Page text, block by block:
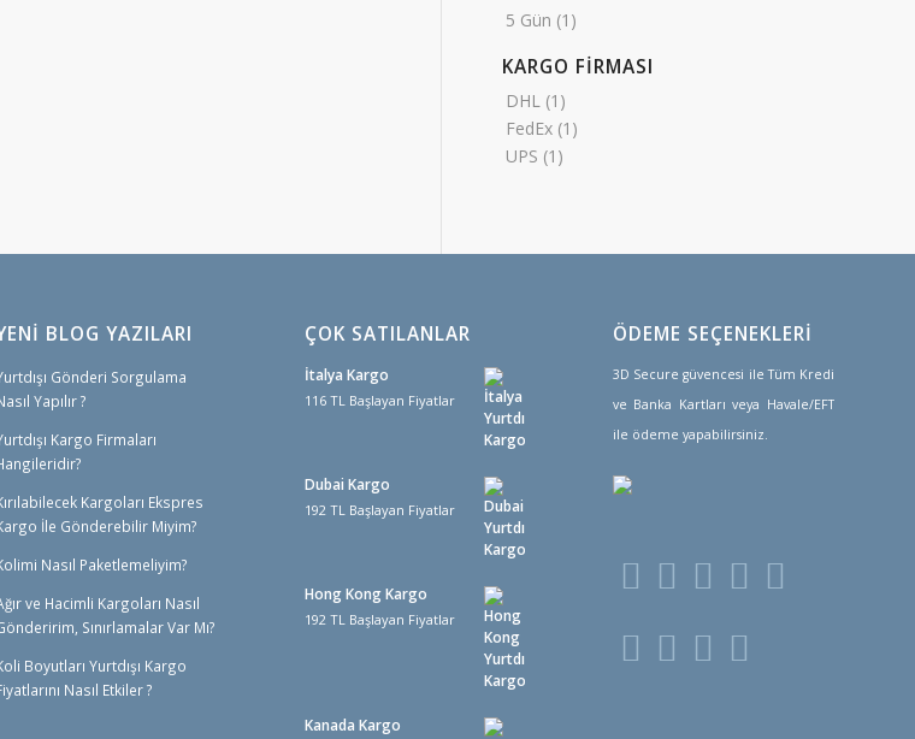
5 Gün (1)
KARGO FİRMASI
DHL (1)
FedEx (1)
UPS (1)
BLOG YAZILARI
Gönderi Sorgulama
Yapılır ?
Kargo Firmaları
Kargoları Ekspres
İle Gönderebilir Miyim?
Nasıl Paketlemeliyim?
ve Hacimli Kargoları Nasıl
Sınırlamalar Var Mı?
Boyutları Yurtdışı Kargo
Nasıl Etkiler ?
ÇOK SATILANLAR
İtalya Kargo
116 TL Başlayan Fiyatlar
Dubai Kargo
192 TL Başlayan Fiyatlar
Hong Kong Kargo
192 TL Başlayan Fiyatlar
Kanada Kargo
ÖDEME SEÇENEKLERİ
3D Secure güvencesi ile Tüm Kredi
ve Banka Kartları veya Havale/EFT
ile ödeme yapabilirsiniz.